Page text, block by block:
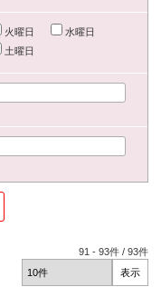
火曜日
水曜日
土曜日
91 -93件 /93件